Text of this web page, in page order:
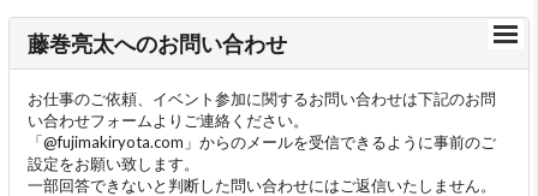
藤巻亮太へのお問い合わせ
お仕事のご依頼、イベント参加に関するお問い合わせは下記のお問
い合わせフォームよりご連絡ください。
「@fujimakiryota.com」からのメールを受信できるように事前のご
設定をお願い致します。
一部回答できないと判断した問い合わせにはご返信いたしません。